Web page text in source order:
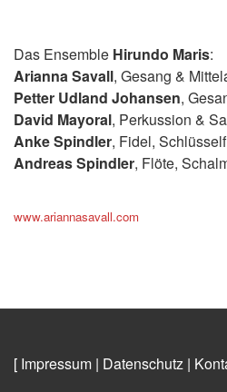
Das Ensemble Hirundo Maris:
Arianna Savall, Gesang &
Petter Udland Johansen,
David Mayoral, Perkussion &
Anke Spindler, Fidel,
AndreasSpindler, Flöte,
www.ariannasavall.com
[ Impressum | Datenschutz |